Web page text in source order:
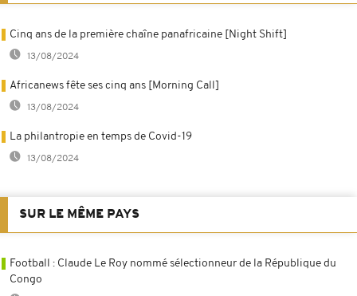
Cinq ans de la première chaîne panafricaine [Night Shift]
13/08/2024
Africanews fête ses cinq ans [Morning Call]
13/08/2024
La philantropie en temps de Covid-19
13/08/2024
SUR LE MÊME PAYS
Football : Claude Le Roy nommé sélectionneur de la République du
Congo